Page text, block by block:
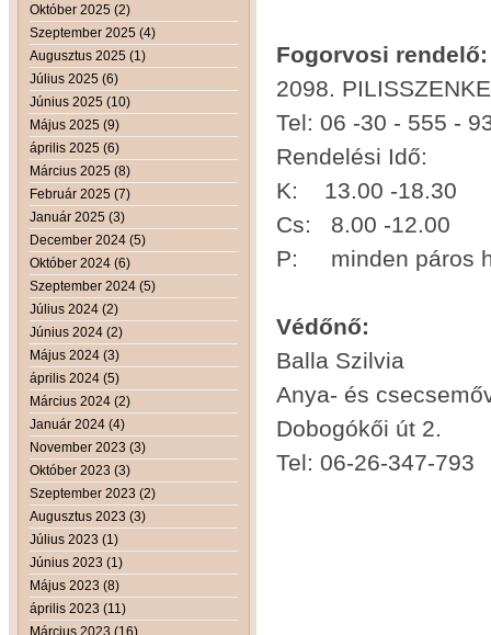
Október 2025 (2)
Szeptember 2025 (4)
Augusztus 2025 (1)
Július 2025 (6)
Június 2025 (10)
Május 2025 (9)
április 2025 (6)
Március 2025 (8)
Február 2025 (7)
Január 2025 (3)
December 2024 (5)
Október 2024 (6)
Szeptember 2024 (5)
Július 2024 (2)
Június 2024 (2)
Május 2024 (3)
április 2024 (5)
Március 2024 (2)
Január 2024 (4)
November 2023 (3)
Október 2023 (3)
Szeptember 2023 (2)
Augusztus 2023 (3)
Július 2023 (1)
Június 2023 (1)
Május 2023 (8)
április 2023 (11)
Március 2023 (16)
Fogorvosi rendelő:
2098.
Tel: 06 -30 - 555 -
Rendelési Idő:
K: 13.00 -
Cs: 8.00 -
P: minden páros
Védőnő:
Balla Szilvia
Anya- és
Dobogókői út 2.
Tel: 06-26-347-793